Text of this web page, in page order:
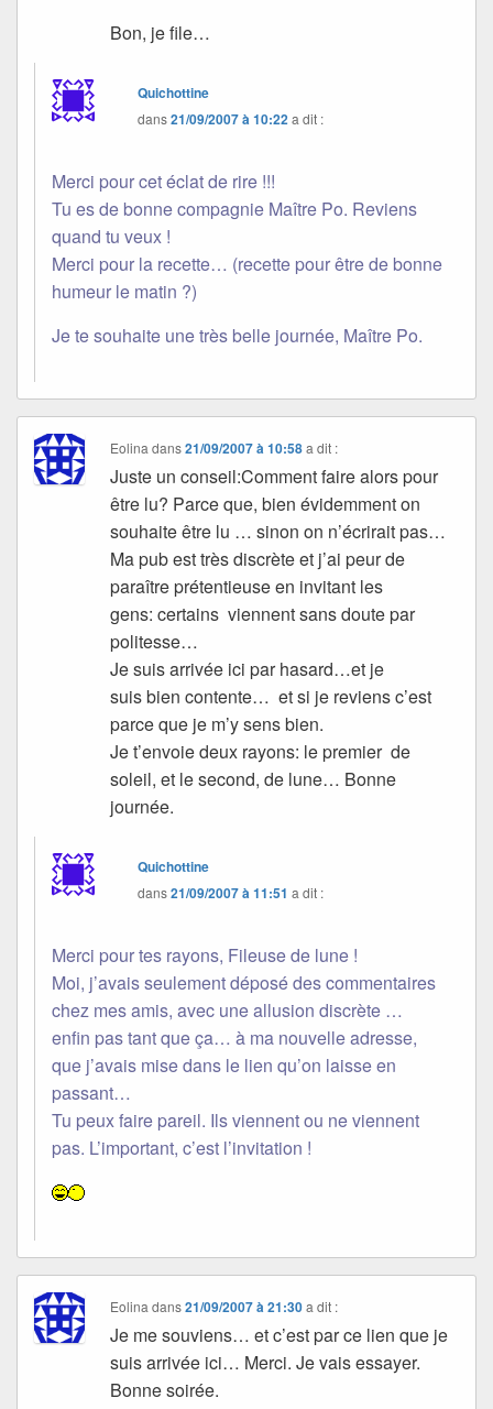
Bon, je file…
Quichottine
dans21/09/2007 à 10:22a dit :
Merci pour cet éclat de rire !!!
Tu es de bonne compagnie Maître Po. Reviens
quand tu veux !
Merci pour la recette… (recette pour être de bonne
humeur le matin ?)
Je te souhaite une très belle journée, Maître Po.
Eolina dans21/09/2007 à 10:58 a dit :
Juste un conseil:Comment faire alors pour
être lu? Parce que, bien évidemment on
souhaite être lu … sinon on n’écrirait pas…
Ma pub est très discrète et j’ai peur de
paraître prétentieuse en invitant les
gens: certains viennent sans doute par
politesse…
Je suis arrivée ici par hasard…et je
suis bien contente… et si je reviens c’est
parce que je m’y sens bien.
Je t’envoie deux rayons: le premier de
soleil, et le second, de lune… Bonne
journée.
Quichottine
dans21/09/2007 à 11:51 a dit :
Merci pour tes rayons, Fileuse de lune !
Moi, j’avais seulement déposé des commentaires
chez mes amis, avec une allusion discrète …
enfin pas tant que ça… à ma nouvelle adresse,
que j’avais mise dans le lien qu’on laisse en
passant…
Tu peux faire pareil. Ils viennent ou ne viennent
pas. L’important, c’est l’invitation !
Eolinadans21/09/2007 à 21:30 a dit :
Je me souviens… et c’est par ce lien que je
suis arrivée ici… Merci. Je vais essayer.
Bonne soirée.